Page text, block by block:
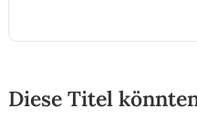
Diese Titel